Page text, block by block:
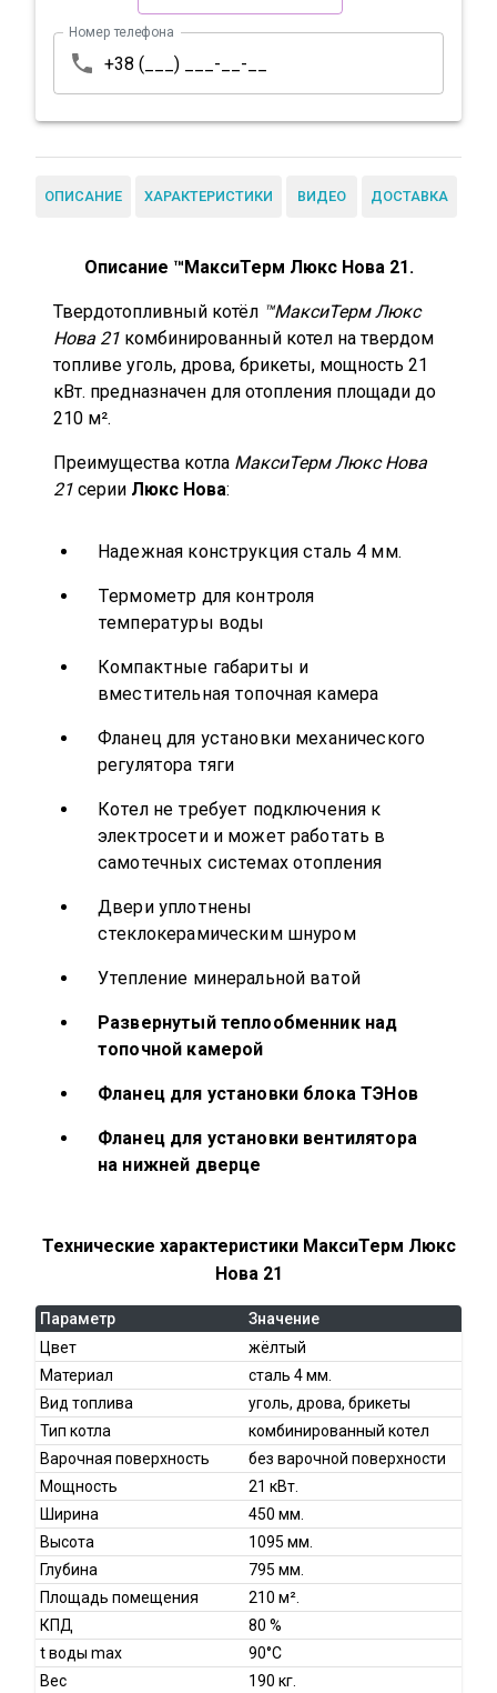
Номер телефона
ОПИСАНИЕ ХАРАКТЕРИСТИКИ ВИДЕО ДОСТАВКА
Описание ™МаксиТерм Люкс Нова 21.
Твердотопливный котёл ™МаксиТерм Люкс
Нова 21 комбинированный котел на твердом
топливе уголь, дрова, брикеты, мощность 21
кВт. предназначен для отопления площади до
210 м².
Преимущества котла МаксиТерм Люкс Нова
21 серии Люкс Нова:
Надежная конструкция сталь 4 мм.
Термометр для контроля
температуры воды
Компактные габариты и
вместительная топочная камера
Фланец для установки механического
регулятора тяги
Котел не требует подключения к
электросети и может работать в
самотечных системах отопления
Двери уплотнены
стеклокерамическим шнуром
Утепление минеральной ватой
Развернутый теплообменник над
топочной камерой
Фланец для установки блока ТЭНов
Фланец для установки вентилятора
на нижней дверце
Технические характеристики МаксиТерм Люкс
Нова 21
Параметр
Значение
Цвет
жёлтый
Материал
сталь 4 мм.
Вид топлива
уголь, дрова, брикеты
Тип котла
комбинированный котел
Варочная поверхность
без варочной поверхности
Мощность
21 кВт.
Ширина
450 мм.
Высота
1095 мм.
Глубина
795 мм.
Площадь помещения
210 м².
КПД
80 %
t воды max
90°С
Вес
190 кг.